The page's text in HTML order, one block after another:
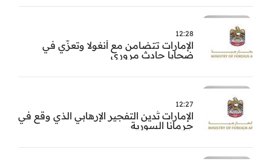
12:28
الإمارات تتضامن مع أنغولا وتعزّي في
ضحايا حادث مروري
12:27
الإمارات تُدين التفجير الإرهابي الذي وقع في
جرمانا السورية